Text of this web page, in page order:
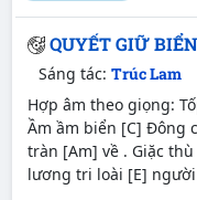
QUYẾT GIỮ
Sáng tác: Trúc Lam
Hợp âm theo giọng:
Ầm ầm biển [C] Đông
tràn [Am] về . Giặc
lương tri loài [E]